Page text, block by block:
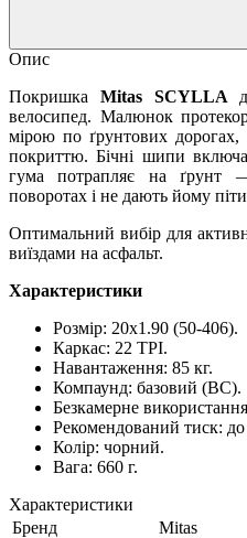
Опис
Покришка Mitas SCYLLA
велосипед. Малюнок
мірою по ґрунтових
покриттю. Бічні шипи
гума потрапляє на ґрунт
поворотах і не дають йому
Оптимальний вибір для
виїздами на асфальт.
Характеристики
Розмір: 20x1.90 (50-406).
Каркас: 22 TPI.
Навантаження: 85 кг.
Компаунд: базовий (BC).
Безкамерне
Рекомендований тиск:
Колір: чорний.
Вага: 660 г.
Характеристики
Бренд
Mitas